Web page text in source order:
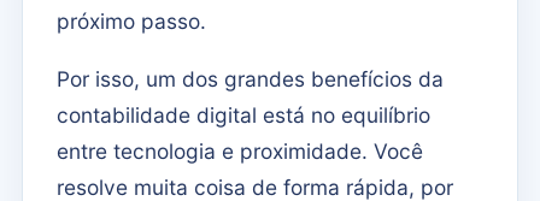
próximo passo.
Por isso, um dos grandes benefícios da
contabilidade digital está no equilíbrio
entre tecnologia e proximidade. Você
resolve muita coisa de forma rápida, por